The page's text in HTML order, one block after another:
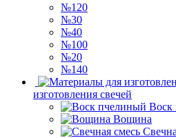
№120
№30
№40
№100
№20
№140
изготовления свечей
Воск
Вощина